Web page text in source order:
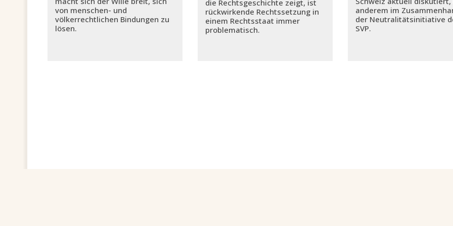
von menschen- und
völkerrechtlichen Bindungen zu
lösen.
die Rechtsgeschichte zeigt, ist
rückwirkende Rechtssetzung in
einem Rechtsstaat immer
problematisch.
anderem im
der Neutralitätsinitiative
SVP.